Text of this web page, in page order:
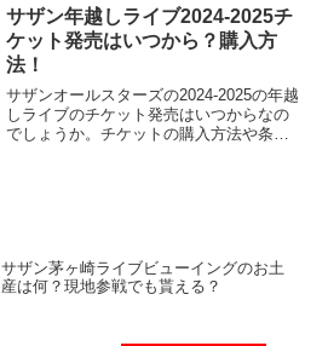
こから精力的にライブ活動を行なって...
サザン年越しライブ2024-2025チ
ケット発売はいつから？購入方
法！
サザンオールスターズの2024-2025の年越
しライブのチケット発売はいつからなの
でしょうか。チケットの購入方法や条件
サザン茅ヶ崎ライブビューイングのお土
産は何？現地参戦でも貰える？